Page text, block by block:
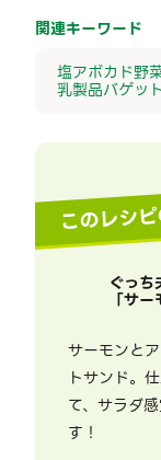
関連キーワード
塩アボカド野
乳製品バゲット
このレシ
ぐっち
「サー
サーモンと
トサンド。
て、サラダ
す！